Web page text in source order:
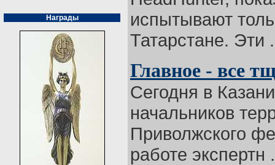
Награды
испытывают
Татарстане. Эти
Главное - все
Сегодня в
начальников
Приволжского
работе экспертн